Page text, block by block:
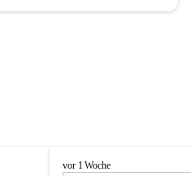
V
vor 1 Woche